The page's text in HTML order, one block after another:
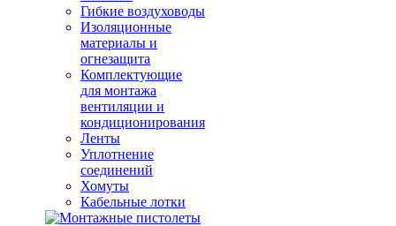
Гибкие воздуховоды
Изоляционные
материалы и
огнезащита
Комплектующие
для монтажа
вентиляции и
кондиционирования
Ленты
Уплотнение
соединений
Хомуты
Кабельные лотки